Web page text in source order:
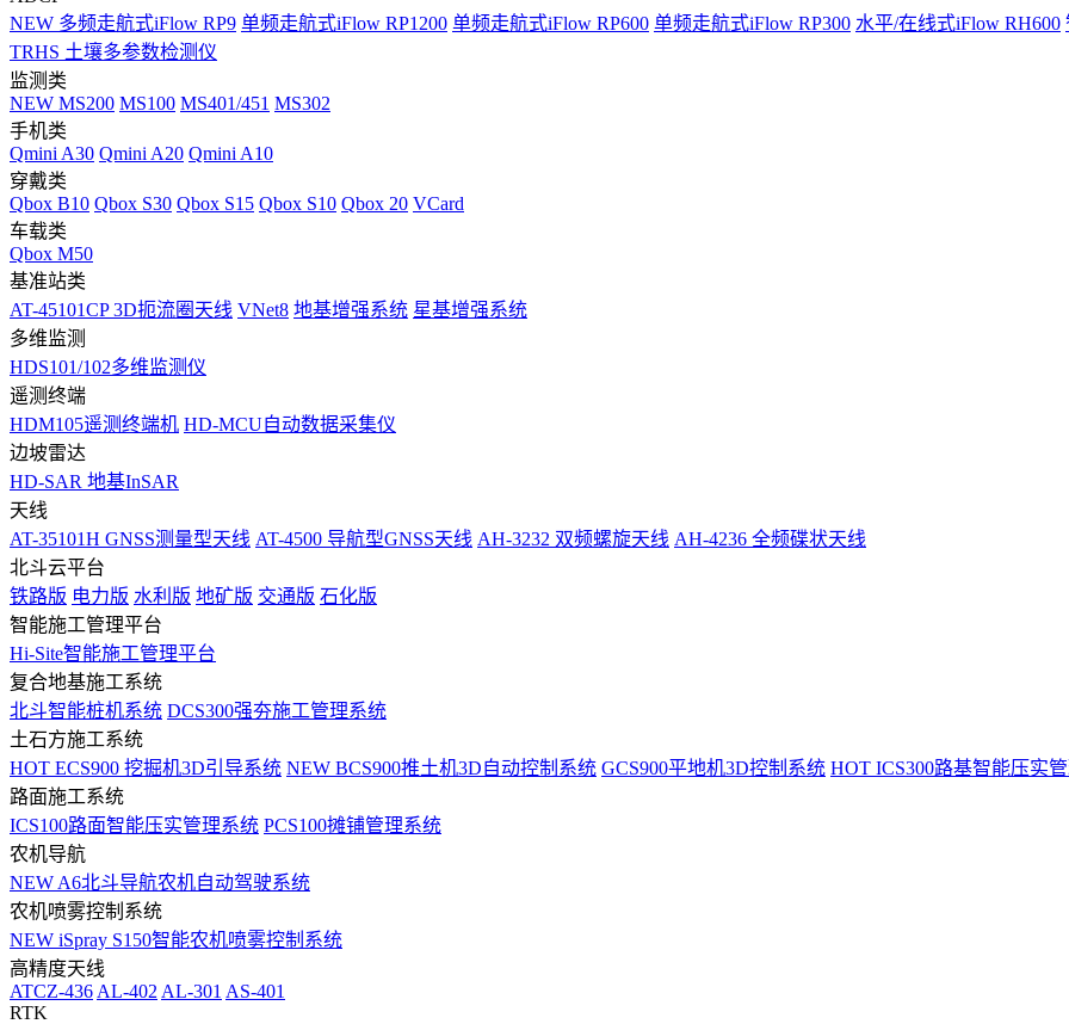
NEW 多频走航式iFlow RP9 单频走航式iFlow RP1200 单频走航式iFlow RP600 单频走航式iFlow RP300 水平/在线式iFlow RH600
TRHS 土壤多参数检测仪
监测类
NEW MS200 MS100 MS401/451 MS302
手机类
Qmini A30 Qmini A20 Qmini A10
穿戴类
Qbox B10 Qbox S30 Qbox S15 Qbox S10 Qbox 20 VCard
车载类
Qbox M50
基准站类
AT-45101CP 3D扼流圈天线 VNet8 地基增强系统 星基增强系统
多维监测
HDS101/102多维监测仪
遥测终端
HDM105遥测终端机 HD-MCU自动数据采集仪
边坡雷达
HD-SAR 地基InSAR
天线
AT-35101H GNSS测量型天线 AT-4500 导航型GNSS天线 AH-3232 双频螺旋天线 AH-4236 全频碟状天线
北斗云平台
铁路版 电力版 水利版 地矿版 交通版 石化版
智能施工管理平台
Hi-Site智能施工管理平台
复合地基施工系统
北斗智能桩机系统 DCS300强夯施工管理系统
土石方施工系统
HOT ECS900 挖掘机3D引导系统 NEW BCS900推土机3D自动控制系统 GCS900平地机3D控制系统 HOT ICS300路基智能压实
路面施工系统
ICS100路面智能压实管理系统 PCS100摊铺管理系统
农机导航
NEW A6北斗导航农机自动驾驶系统
农机喷雾控制系统
NEW iSpray S150智能农机喷雾控制系统
高精度天线
ATCZ-436 AL-402 AL-301 AS-401
RTK